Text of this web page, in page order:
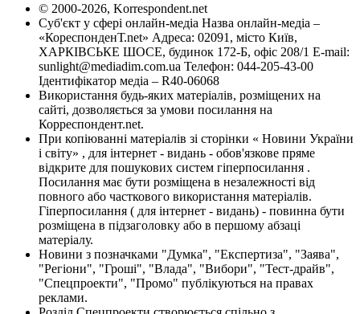
© 2000-2026, Korrespondent.net
Суб'єкт у сфері онлайн-медіа Назва онлайн-медіа –
«КореспонденТ.net» Адреса: 02091, місто Київ,
ХАРКІВСЬКЕ ШОСЕ, будинок 172-Б, офіс 208/1 E-mail:
sunlight@mediadim.com.ua Телефон: 044-205-43-00
Ідентифікатор медіа – R40-06068
Використання будь-яких матеріалів, розміщених на
сайті, дозволяється за умови посилання на
Корреспондент.net.
При копіюванні матеріалів зі сторінки « Новини України
і світу» , для інтернет - видань - обов'язкове пряме
відкрите для пошукових систем гіперпосилання .
Посилання має бути розміщена в незалежності від
повного або часткового використання матеріалів.
Гіперпосилання ( для інтернет - видань) - повинна бути
розміщена в підзаголовку або в першому абзаці
матеріалу.
Новини з позначками "Думка", "Експертиза", "Заява",
"Регіони", "Гроші", "Влада", "Вибори", "Тест-драйв",
"Спецпроекти", "Промо" публікуються на правах
реклами.